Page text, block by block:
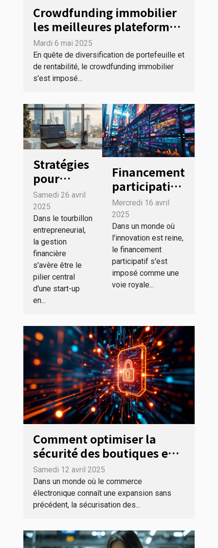
Crowdfunding immobilier
les meilleures plateformes
pour investir en 2023
Mardi 6 mai 2025
En quête de diversification de portefeuille et
de rentabilité, le crowdfunding immobilier
s'est imposé...
Stratégies
pour
optimiser
la gestion
financière
d'une
start-up
Samedi 26 avril
2025
Dans le tourbillon
entrepreneurial,
la gestion
financière
s'avère être le
pilier central
d'une start-up
en...
Financement
participatif
pour
startups les
plateformes
a privilégier
en 2023
Mercredi 16 avril
2025
Dans un monde où
l'innovation est reine,
le financement
participatif s'est
imposé comme une
voie royale...
Comment optimiser la
sécurité des boutiques en
ligne avec les dernières
technologies
Samedi 12 avril 2025
Dans un monde où le commerce
électronique connaît une expansion sans
précédent, la sécurisation des...